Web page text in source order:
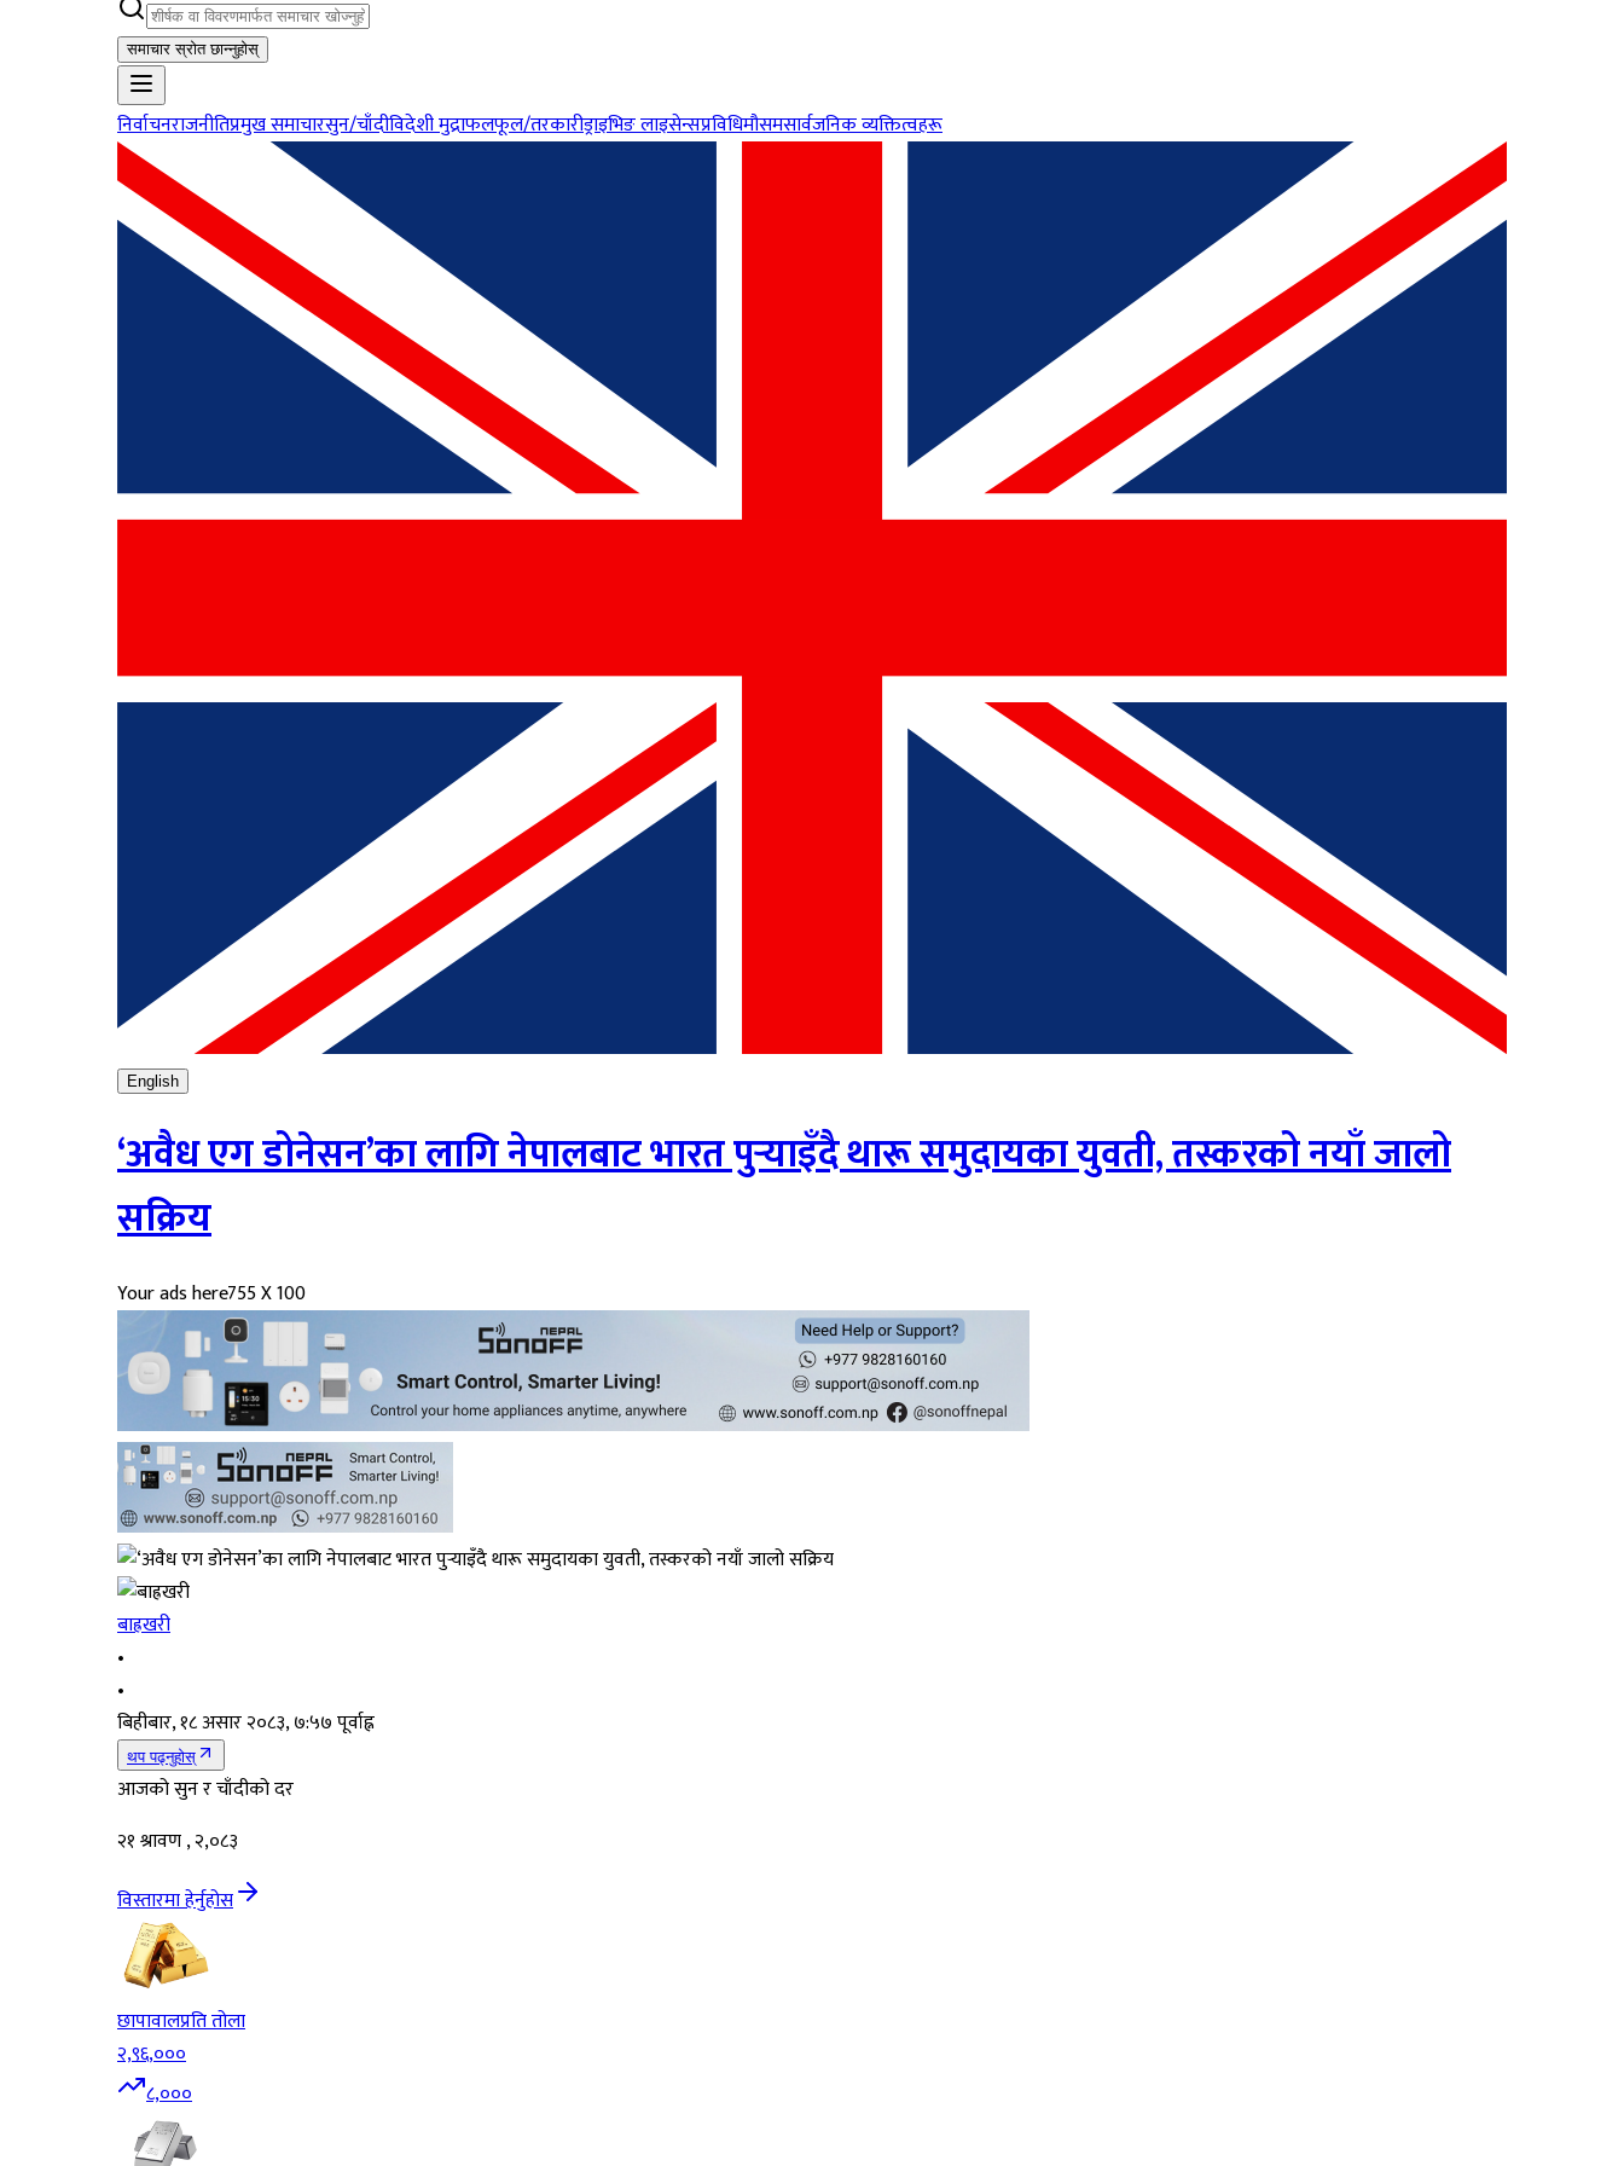
समाचार स्रोत छान्नुहोस्
निर्वाचनराजनीतिप्रमुख समाचारसुन/चाँदीविदेशी मुद्राफलफूल/तरकारीड्राइभिङ लाइसेन्सप्रविधिमौसमसार्वजनिक व्यक्तित्वहरू
English
‘अवैध एग डोनेसन’का लागि नेपालबाट भारत पुर्‍याइँदै थारू समुदायका युवती, तस्करको नयाँ जालो
सक्रिय
Your ads here755 X 100
बाह्रखरी
•
•
बिहीबार, १८ असार २०८३, ७:५७ पूर्वाह्न
थप पढ्नुहोस्
आजको सुन र चाँदीको दर
२१ श्रावण , २,०८३
विस्तारमा हेर्नुहोस
छापावालप्रति तोला
२,९६,०००
८,०००